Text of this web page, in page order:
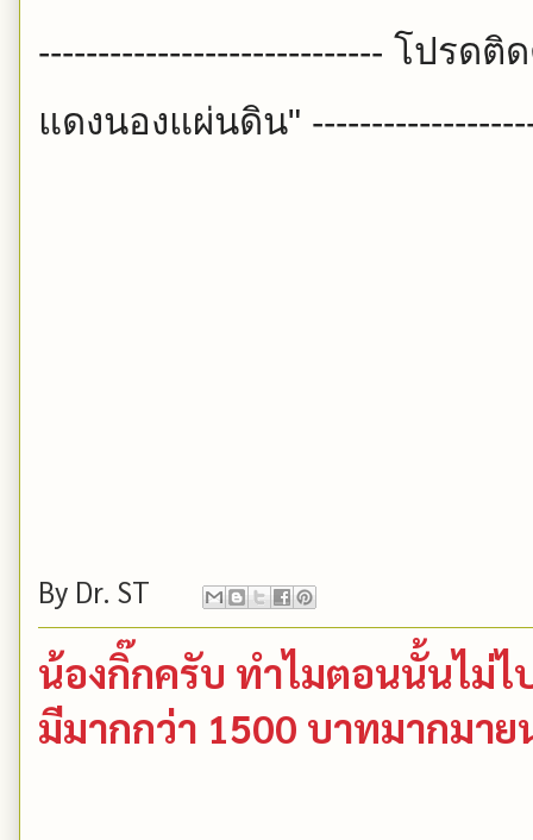
----------------------------- โปรด
แดงนองแผ่นดิน"
By Dr. ST
น้องกิ๊กครับ ทำไมตอนนั้นไม่
มีมากกว่า 1500 บาทมากมาย